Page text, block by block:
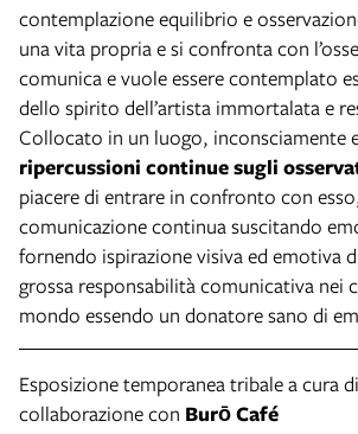
contemplazione equilibrio e
una vita propria e si confronta con
comunica e vuole essere contemplato
dello spirito dell’artista immortalata e
Collocato in un luogo, inconsciamente
ripercussioni continue sugli
piacere di entrare in confronto con
comunicazione continua suscitando
fornendo ispirazione visiva ed emotiva
grossa responsabilità comunicativa nei
mondo essendo un donatore sano di
Esposizione temporanea tribale a cura di
collaborazione con Burō Café